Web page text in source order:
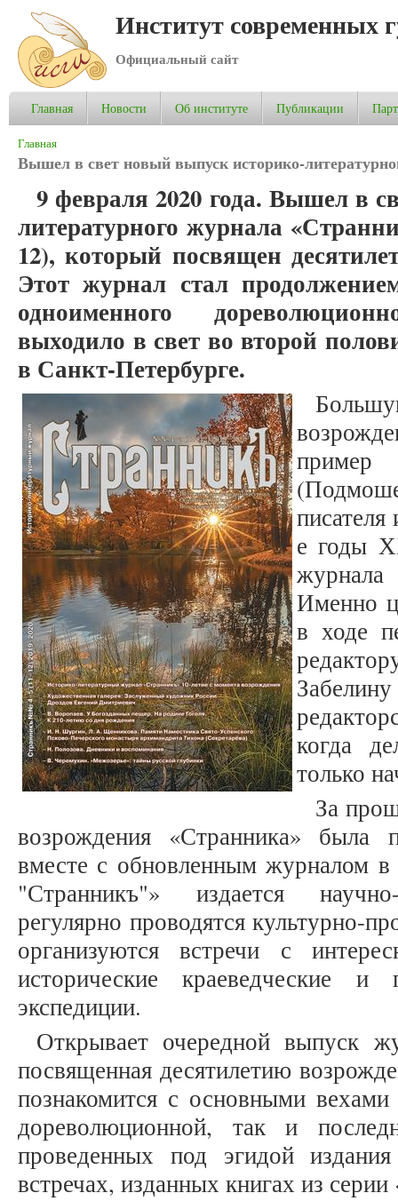
Институт современных
Официальный сайт
Главная Новости Об институте Публикации
Вы здесь
Главная
Вышел в свет новый выпуск историко-
9 февраля 2020 года. Вышел в
литературного журнала
12), который посвящен
Этот журнал стал
одноименного
выходило в свет во второй
в Санкт-Петербурге.
е годы
Именно
в ходе
когда
только
За
возрождения «Странника» была
вместе с обновленным журналом в
"Странникъ"» издается научно-
регулярно проводятся культурно-
организуются встречи с
исторические краеведческие
экспедиции.
Открывает очередной выпуск
посвященная десятилетию
познакомится с основными
дореволюционной, так и
проведенных под эгидой
встречах, изданных книгах из